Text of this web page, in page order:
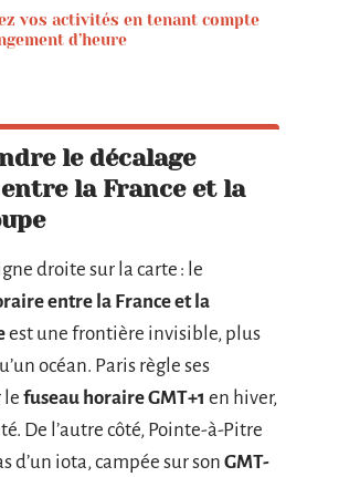
vos activités en tenant compte
d’heure
le décalage
la France et la
droite sur la carte : le
entre la France et la
est une frontière invisible, plus
océan. Paris règle ses
le fuseau horaire GMT+1 en hiver,
De l’autre côté, Pointe-à-Pitre
d’un iota, campée sur son GMT-